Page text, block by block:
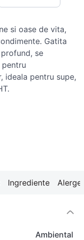
si oase de vita,
Gatita
se
ideala pentru supe,
Ingrediente
Ambiental